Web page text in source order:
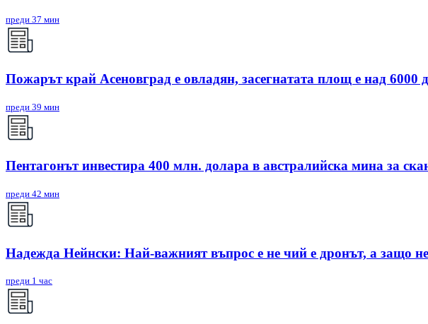
преди 37 мин
Пожарът край Асеновград е овладян, засегнатата площ е над 6000
преди 39 мин
Пентагонът инвестира 400 млн. долара в австралийска мина за
преди 42 мин
Надежда Нейнски: Най-важният въпрос е не чий е дронът, а защо не
преди 1 час